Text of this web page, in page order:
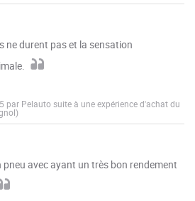
ne durent pas et la sensation
Pelauto suite à une expérience d'achat du
avec ayant un très bon rendement